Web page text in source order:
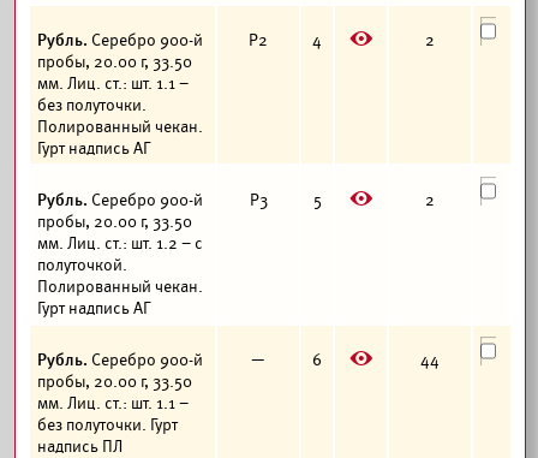
Рубль. Серебро 900-й
пробы, 20.00 г, 33.50
мм. Лиц. ст.: шт. 1.1 –
без полуточки.
Полированный чекан.
Гурт надпись АГ
Р2 4 E 2
Рубль. Серебро 900-й
пробы, 20.00 г, 33.50
мм. Лиц. ст.: шт. 1.2 – с
полуточкой.
Полированный чекан.
Гурт надпись АГ
Р3 5 E 2
Рубль. Серебро 900-й
пробы, 20.00 г, 33.50
мм. Лиц. ст.: шт. 1.1 –
без полуточки. Гурт
надпись ПЛ
— 6 E 44